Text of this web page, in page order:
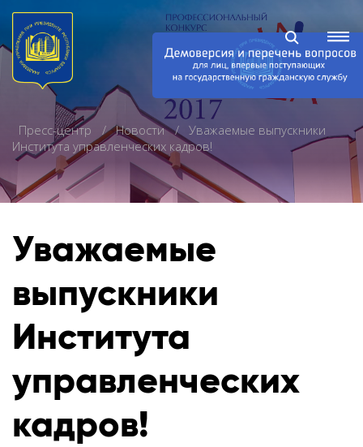
Пресс-центр Новости
Уважаемые выпускники
Института управленческих кадров!
Уважаемые
выпускники
Института
управленческих
кадров!